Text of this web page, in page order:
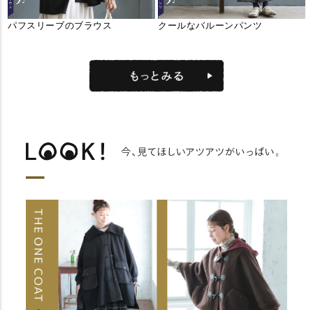
パフスリーブのブラウス クールなバルーンパンツ